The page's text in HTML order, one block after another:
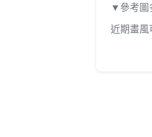
▼參考圖
近期畫風